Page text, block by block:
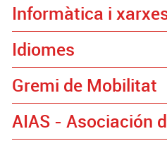
Informàtica i
Idiomes
Gremi de Mobilitat
AIAS - Asociación